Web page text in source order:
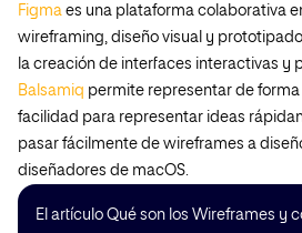
Figma es una plataforma colaborativa
wireframing, diseño visual y
la creación de interfaces interactivas y
Balsamiq permite representar de
facilidad para representar ideas
pasar fácilmente de wireframes a
diseñadores de macOS.
El artículo Qué son los Wireframes y